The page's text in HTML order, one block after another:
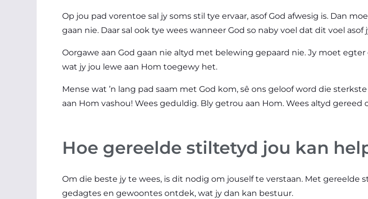
Op jou pad vorentoe sal jy soms stil tye ervaar, asof God afwesig is. Dan
gaan nie. Daar sal ook tye wees wanneer God so naby voel dat dit voel
Oorgawe aan God gaan nie altyd met belewing gepaard nie. Jy moet
wat jy jou lewe aan Hom toegewy het.
Mense wat ’n lang pad saam met God kom, sê ons geloof word die
aan Hom vashou! Wees geduldig. Bly getrou aan Hom. Wees altyd gereed
Hoe gereelde stiltetyd jou kan
Om die beste jy te wees, is dit nodig om jouself te verstaan. Met gereelde
gedagtes en gewoontes ontdek, wat jy dan kan bestuur.